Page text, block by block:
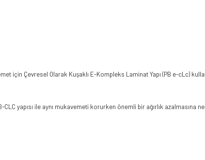
için Çevresel Olarak Kuşaklı E-Kompleks Laminat Yapı (PB e-cLc)
yapısı ile aynı mukavemeti korurken önemli bir ağırlık azalmasına